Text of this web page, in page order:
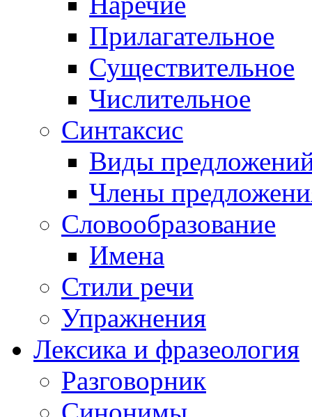
Прилагательное
Существительное
Числительное
Синтаксис
Виды
Члены
Словообразование
Имена
Стили речи
Упражнения
Лексика и фразеология
Разговорник